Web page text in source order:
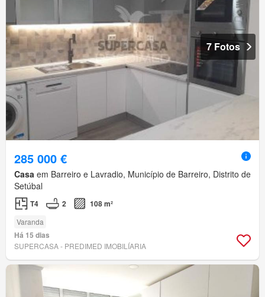
7 Fotos
285 000 €
Casa em Barreiro e Lavradio, Município de Barreiro, Distrito de
Setúbal
T4 2 108 m²
Varanda
Há 15 dias
SUPERCASA - PREDIMED IMOBILÍARIA